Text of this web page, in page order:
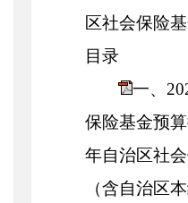
区社会保险
目录
一、
保险基金预
年自治区社
（含自治区本